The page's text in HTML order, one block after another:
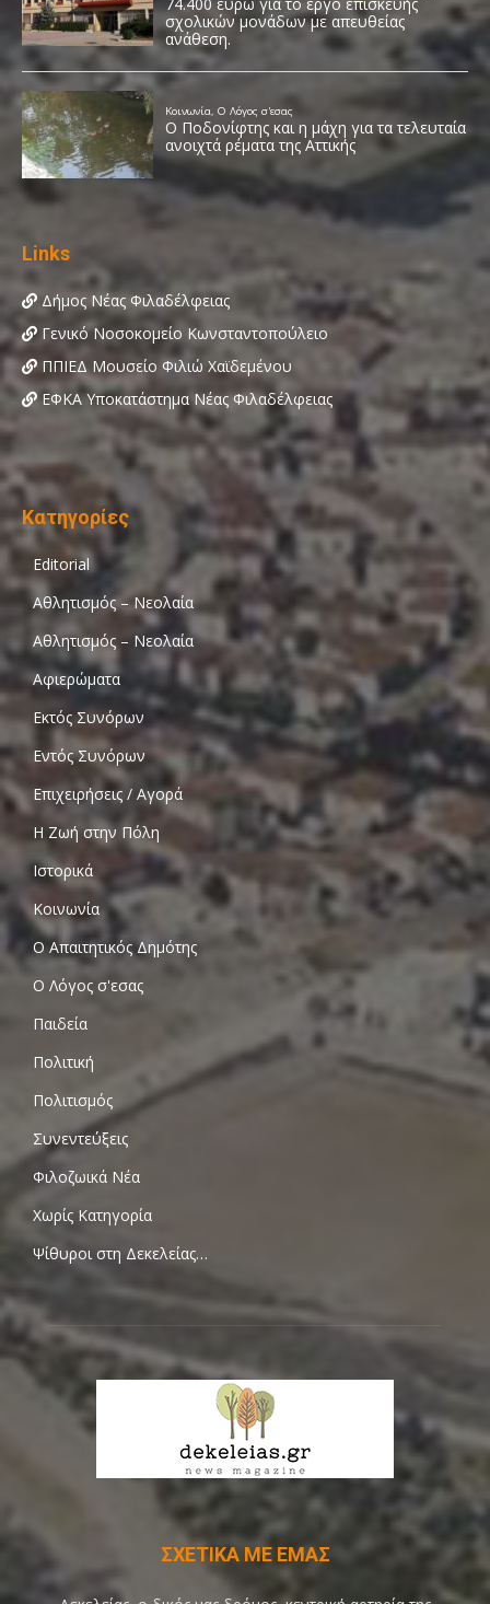
Links
Δήμος Νέας Φιλαδέλφειας
Γενικό Νοσοκομείο Κωνσταντοπούλειο
ΠΠΙΕΔ Μουσείο Φιλιώ Χαϊδεμένου
ΕΦΚΑ Υποκατάστημα Νέας Φιλαδέλφειας
Κατηγορίες
Editorial
Αθλητισμός – Νεολαία
Αθλητισμός – Νεολαία
Αφιερώματα
Εκτός Συνόρων
Εντός Συνόρων
Επιχειρήσεις / Αγορά
Η Ζωή στην Πόλη
Ιστορικά
Κοινωνία
Ο Απαιτητικός Δημότης
Ο Λόγος σ'εσας
Παιδεία
Πολιτική
Πολιτισμός
Συνεντεύξεις
Φιλοζωικά Νέα
Χωρίς Κατηγορία
Ψίθυροι στη Δεκελείας…
ΣΧΕΤΙΚΑ ΜΕ ΕΜΑΣ